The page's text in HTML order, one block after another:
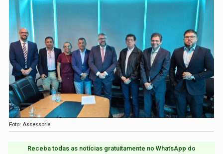
Foto: Assessoria
Receba todas as notícias gratuitamente no WhatsApp do